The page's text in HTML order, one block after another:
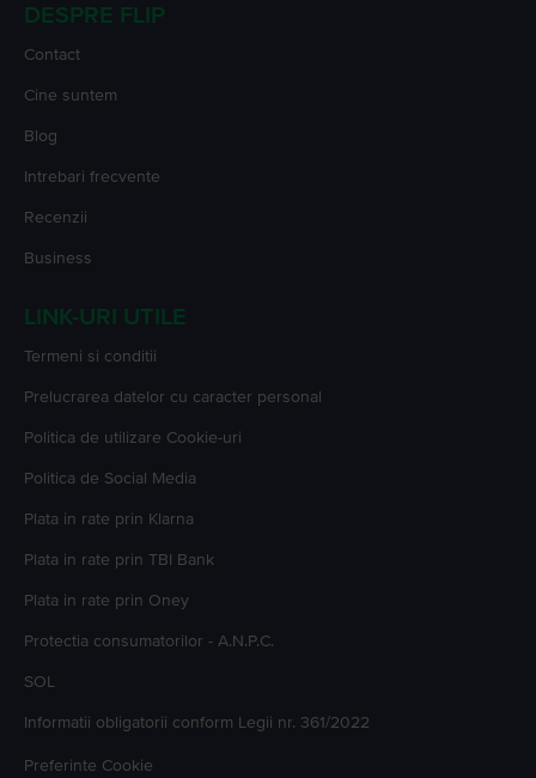
DESPRE FLIP
Contact
Cine suntem
Blog
Intrebari frecvente
Recenzii
Business
LINK-URI UTILE
Termeni si conditii
Prelucrarea datelor cu caracter personal
Politica de utilizare Cookie-uri
Politica de Social Media
Plata in rate prin Klarna
Plata in rate prin TBI Bank
Plata in rate prin Oney
Protectia consumatorilor - A.N.P.C.
SOL
Informatii obligatorii conform Legii nr. 361/2022
Preferinte Cookie